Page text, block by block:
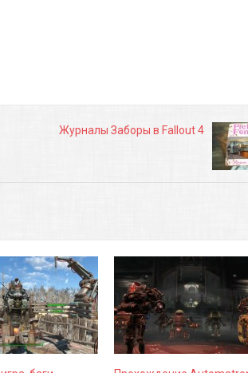
Журналы Заборы в Fallout 4